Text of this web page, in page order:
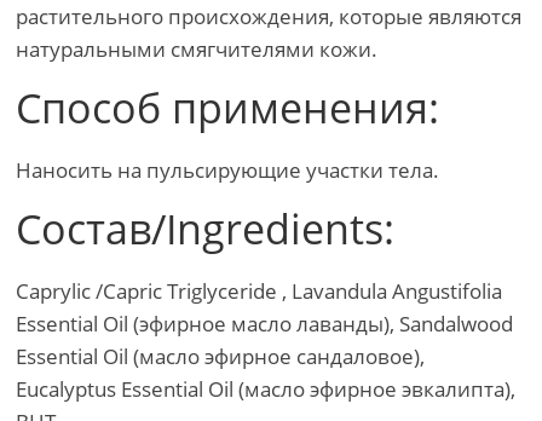
растительного происхождения, которые являются
натуральными смягчителями кожи.
Способ применения:
Наносить на пульсирующие участки тела.
Состав/Ingredients:
Caprylic /Сapric Triglyceride , Lavandula Angustifolia
Essential Oil (эфирное масло лаванды), Sandalwood
Essential Oil (масло эфирное сандаловое),
Eucalyptus Essential Oil (масло эфирное эвкалипта),